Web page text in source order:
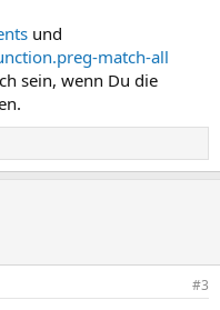
und
match-all
sein, wenn Du die
#3